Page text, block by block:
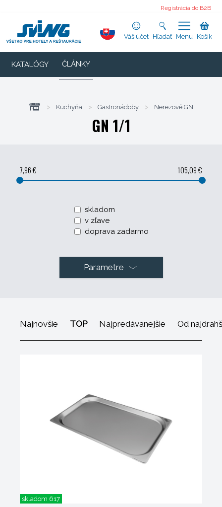
Registrácia do B2B
Váš účet Hľadať Menu Košík
KATALÓGY ČLÁNKY
> Kuchyňa > Gastronádoby > Nerezové GN
GN 1/1
7,96 € 105,09 €
skladom
v zľave
doprava zadarmo
Parametre
Najnovšie TOP Najpredávanejšie Od
skladom 617